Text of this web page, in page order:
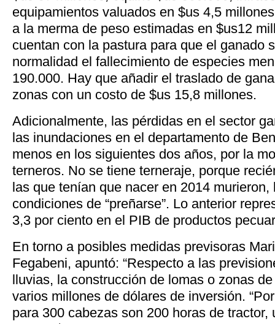
equipamientos valuados en $us 4,5
a la merma de peso estimadas en $us12
cuentan con la pastura para que el ganado
normalidad el fallecimiento de especies
190.000. Hay que añadir el traslado de
zonas con un costo de $us 15,8 millones.
Adicionalmente, las pérdidas en el sector
las inundaciones en el departamento de
menos en los siguientes dos años, por la
terneros. No se tiene terneraje, porque
las que tenían que nacer en 2014
condiciones de “preñarse”. Lo anterior
3,3 por ciento en el PIB de productos
En torno a posibles medidas previsoras
Fegabeni, apuntó: “Respecto a las
lluvias, la construcción de lomas o zonas
varios millones de dólares de inversión.
para 300 cabezas son 200 horas de tractor,